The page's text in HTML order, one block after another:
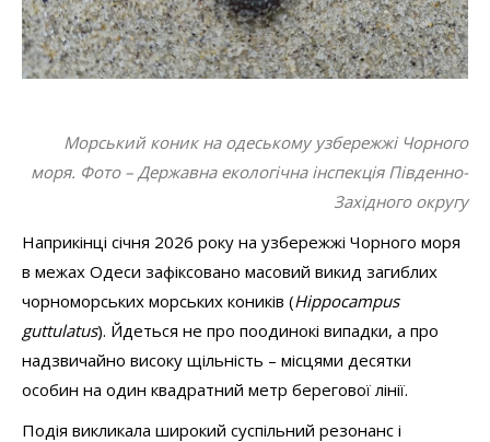
Морський коник на одеському узбережжі Чорного
моря. Фото – Державна екологічна інспекція Південно-
Західного округу
Наприкінці січня 2026 року на узбережжі Чорного моря
в межах Одеси зафіксовано масовий викид загиблих
чорноморських морських коників (Hippocampus
guttulatus). Йдеться не про поодинокі випадки, а про
надзвичайно високу щільність – місцями десятки
особин на один квадратний метр берегової лінії.
Подія викликала широкий суспільний резонанс і